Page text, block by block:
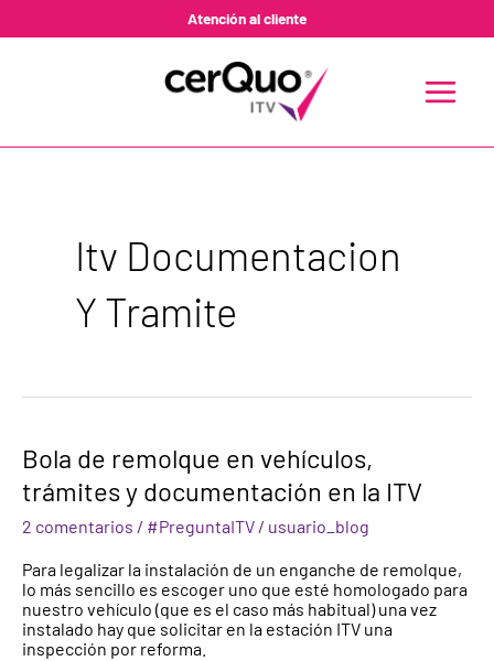
Atención al cliente
MENU
Itv Documentacion
Y Tramite
Bola de remolque en vehículos,
trámites y documentación en la ITV
2 comentarios / #PreguntaITV / usuario_blog
Para legalizar la instalación de un enganche de remolque,
lo más sencillo es escoger uno que esté homologado para
nuestro vehículo (que es el caso más habitual) una vez
instalado hay que solicitar en la estación ITV una
inspección por reforma.
Bola
de
remolque
vehículos,
y
documentación
en
la
ITV